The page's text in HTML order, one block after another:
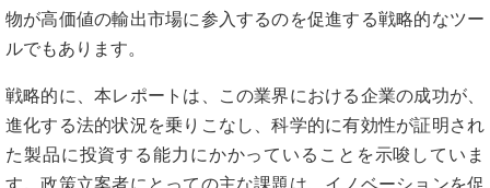
物が高価値の輸出市場に参入するのを促進する戦略的なツー
ルでもあります。
戦略的に、本レポートは、この業界における企業の成功が、
進化する法的状況を乗りこなし、科学的に有効性が証明され
た製品に投資する能力にかかっていることを示唆していま
す。政策立案者にとっての主な課題は、イノベーションを促